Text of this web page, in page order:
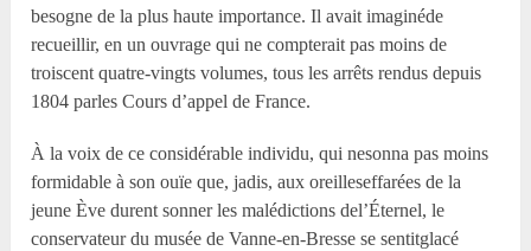
besogne de la plus haute importance. Il avait imaginéde
recueillir, en un ouvrage qui ne compterait pas moins de
troiscent quatre-vingts volumes, tous les arrêts rendus depuis
1804 parles Cours d’appel de France.
À la voix de ce considérable individu, qui nesonna pas moins
formidable à son ouïe que, jadis, aux oreilleseffarées de la
jeune Ève durent sonner les malédictions del’Éternel, le
conservateur du musée de Vanne-en-Bresse se sentitglacé